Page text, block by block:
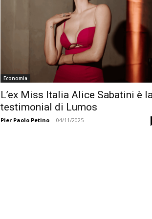
Economia
L’ex Miss Italia Alice Sabatini è
testimonial di Lumos
Pier Paolo Petino - 04/11/2025